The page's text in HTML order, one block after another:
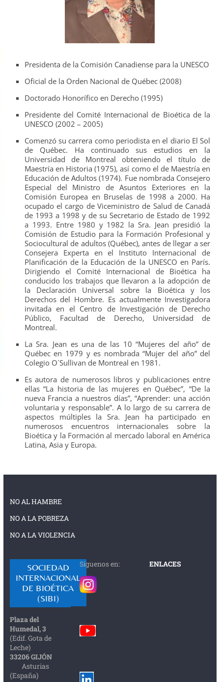
Presidenta de la Comisión Canadiense para la UNESCO
Oficial de la Orden Nacional de Québec (2008)
Doctorado Honorífico en Derecho (1995)
Presidente del Comité Internacional de Bioética de la
UNESCO (2002 – 2005)
Comenzó su carrera como periodista en el diario El Sol
de Québec. Ha continuado sus estudios en la
Universidad de Montreal obteniendo el título de
Maestría en Historia (1975), así como el de Maestría en
Educación de Adultos (1974). Fue nombrada Consejero
Especial del Ministro de Asuntos Exteriores en la
Comisión Europea en Bruselas de 1998 a 2000. Ha
ocupado el cargo de Viceministro de Salud de Canadá
de 1993 a 1998 y de su Secretario de Estado de 1992
a 1993. Entre 1980 y 1982 la Sra. Jean presidió la
Comisión de Estudio para la Formación Profesional y
Sociocultural de adultos (Québec), antes de llegar a ser
Consejera Experta en el Instituto Internacional de
Planificación de la Educación de la UNESCO en París.
Dirigiendo el Comité Internacional de Bioética ha
conducido los trabajos que llevaron a la adopción de
la Declaración Universal sobre la Bioética y los
Derechos del Hombre. Es actualmente Investigadora
invitada en el Centro de Investigación de Derecho
Público, Facultad de Derecho, Universidad de
Montreal.
La Sra. Jean es una de las 10 “Mujeres del año” de
Québec en 1979 y es nombrada “Mujer del año” del
Colegio O´Sullivan de Montreal en 1981.
Es autora de numerosos libros y publicaciones entre
ellas “La historia de las mujeres en Québec”, “De la
nueva Francia a nuestros días”, “Aprender: una acción
voluntaria y responsable”. A lo largo de su carrera de
aspectos múltiples la Sra. Jean ha participado en
numerosos encuentros internacionales sobre la
Bioética y la Formación al mercado laboral en América
Latina, Asia y Europa.
NO AL HAMBRE
NO A LA POBREZA
NO A LA VIOLENCIA
SOCIEDAD
INTERNACIONAL
DE BIOÉTICA
(SIBI)
Plaza del
Humedal, 3
(Edif. Gota de
Leche)
33206 GIJÓN
Asturias
(España)
Síguenos en: ENLACES